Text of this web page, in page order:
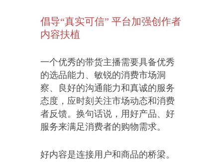
倡导“真实可信” 平台加强创作者
内容扶植
一个优秀的带货主播需要具备优秀
的选品能力、敏锐的消费市场洞
察、良好的沟通能力和真诚的服务
态度，应时刻关注市场动态和消费
者反馈。换句话说，用好产品、好
服务来满足消费者的购物需求。
好内容是连接用户和商品的桥梁。